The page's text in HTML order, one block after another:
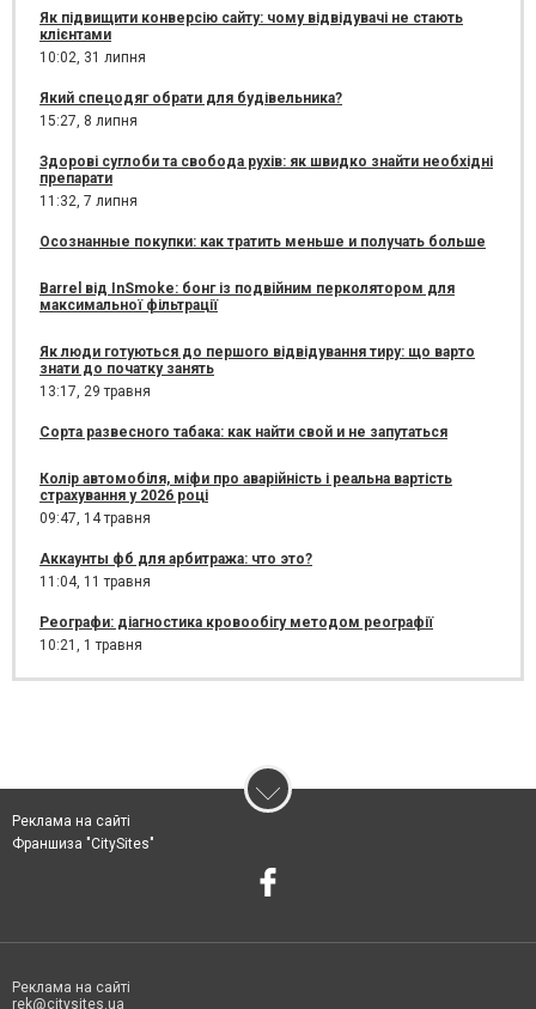
Як підвищити конверсію сайту: чому відвідувачі не стають
клієнтами
10:02, 31 липня
Який спецодяг обрати для будівельника?
15:27, 8 липня
Здорові суглоби та свобода рухів: як швидко знайти необхідні
препарати
11:32, 7 липня
Осознанные покупки: как тратить меньше и получать больше
Barrel від InSmoke: бонг із подвійним перколятором для
максимальної фільтрації
Як люди готуються до першого відвідування тиру: що варто
знати до початку занять
13:17, 29 травня
Сорта развесного табака: как найти свой и не запутаться
Колір автомобіля, міфи про аварійність і реальна вартість
страхування у 2026 році
09:47, 14 травня
Аккаунты фб для арбитража: что это?
11:04, 11 травня
Реографи: діагностика кровообігу методом реографії
10:21, 1 травня
Реклама на сайті
Франшиза "CitySites"
Реклама на сайті
rek@citysites.ua